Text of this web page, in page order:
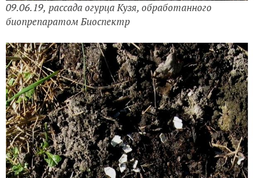
09.06.19, рассада огурца Кузя, обработанного
биопрепаратомБиоспектр